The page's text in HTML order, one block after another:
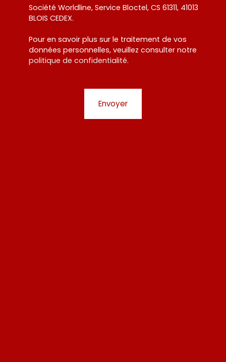
Société Worldline, Service Bloctel, CS 61311, 41013
BLOIS CEDEX.
Pour en savoir plus sur le traitement de vos
données personnelles, veuillez consulter notre
politique de confidentialité.
Envoyer